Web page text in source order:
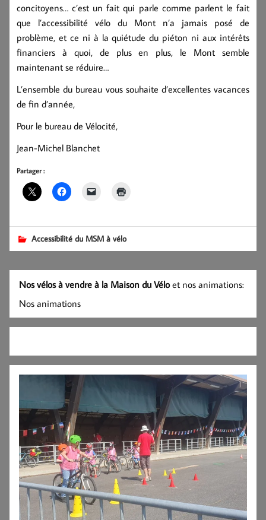
concitoyens… c’est un fait qui parle comme parlent le fait
que l’accessibilité vélo du Mont n’a jamais posé de
problème, et ce ni à la quiétude du piéton ni aux intérêts
financiers à quoi, de plus en plus, le Mont semble
maintenant se réduire…
L’ensemble du bureau vous souhaite d’excellentes vacances
de fin d’année,
Pour le bureau de Vélocité,
Jean-Michel Blanchet
Partager :
Accessibilité du MSM à vélo
Nos vélos à vendre à la Maison du Véloet nos animations:
Nos animations